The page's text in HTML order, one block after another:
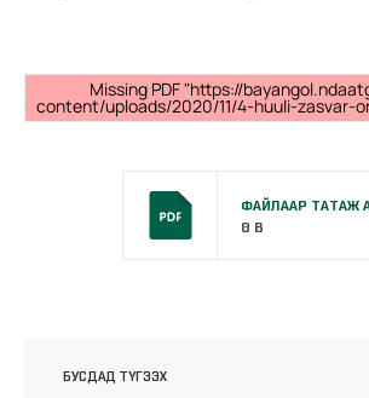
Missing PDF "https://
content/uploads/2020/11/4-huuli-zasvar-
ФАЙЛААР ТАТАЖ
0 B
БУСДАД ТҮГЭЭХ